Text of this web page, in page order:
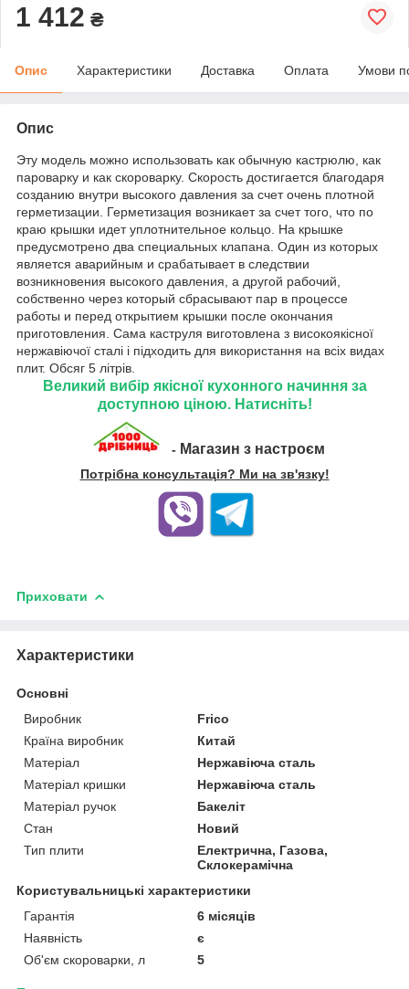
1 412 ₴
Опис Характеристики Доставка Оплата Умови
Опис
Эту модель можно использовать как обычную кастрюлю, как
пароварку и как скороварку. Скорость достигается благодаря
созданию внутри высокого давления за счет очень плотной
герметизации. Герметизация возникает за счет того, что по
краю крышки идет уплотнительное кольцо. На крышке
предусмотрено два специальных клапана. Один из которых
является аварийным и срабатывает в следствии
возникновения высокого давления, а другой рабочий,
собственно через который сбрасывают пар в процессе
работы и перед открытием крышки после окончания
приготовления. Сама каструля виготовлена з високоякісної
нержавіючої сталі і підходить для використання на всіх видах
плит. Обсяг 5 літрів.
Великий вибір якісної кухонного начиння за
доступною ціною. Натисніть!
- Магазин з настроєм
Потрібна консультація? Ми на зв'язку!
Приховати
Характеристики
Основні
Виробник
Frico
Країна виробник
Китай
Матеріал
Нержавіюча сталь
Матеріал кришки
Нержавіюча сталь
Матеріал ручок
Бакеліт
Стан
Новий
Тип плити
Електрична, Газова,
Склокерамічна
Користувальницькі характеристики
Гарантія
6 місяців
Наявність
є
Об'єм скороварки, л
5